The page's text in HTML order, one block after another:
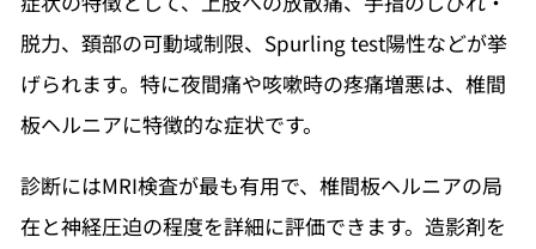
脱力、頚部の可動域制限、Spurling test陽性などが挙
げられます。特に夜間痛や咳嗽時の疼痛増悪は、椎間
板ヘルニアに特徴的な症状です。
診断にはMRI検査が最も有用で、椎間板ヘルニアの局
在と神経圧迫の程度を詳細に評価できます。造影剤を